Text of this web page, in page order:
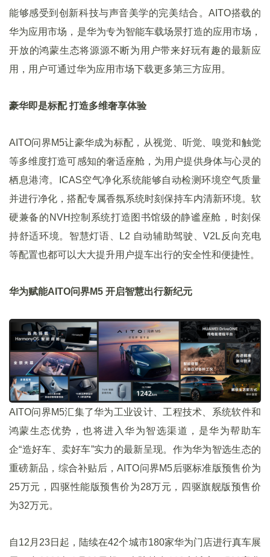
能够感受到创新科技与声音美学的完美结合。AITO搭载的
华为应用市场，是华为专为智能车载场景打造的应用市场，
开放的鸿蒙生态将源源不断为用户带来好玩有趣的最新应
用，用户可通过华为应用市场下载更多第三方应用。
豪华即是标配 打造多维奢享体验
AITO问界M5让豪华成为标配，从视觉、听觉、嗅觉和触觉
等多维度打造可感知的奢适座舱，为用户提供身体与心灵的
栖息港湾。ICAS空气净化系统能够自动检测环境空气质量
并进行净化，搭配专属香氛系统时刻保持车内清新环境。软
硬兼备的NVH控制系统打造图书馆级的静谧座舱，时刻保
持舒适环境。智慧灯语、L2 自动辅助驾驶、V2L反向充电
等配置也都可以大大提升用户提车出行的安全性和便捷性。
华为赋能AITO问界M5 开启智慧出行新纪元
AITO问界M5汇集了华为工业设计、工程技术、系统软件和
鸿蒙生态优势，也将进入华为智选渠道，是华为帮助车
企“造好车、卖好车”实力的最新呈现。作为华为智选生态的
重磅新品，综合补贴后，AITO问界M5后驱标准版预售价为
25万元，四驱性能版预售价为28万元，四驱旗舰版预售价
为32万元。
自12月23日起，陆续在42个城市180家华为门店进行真车展